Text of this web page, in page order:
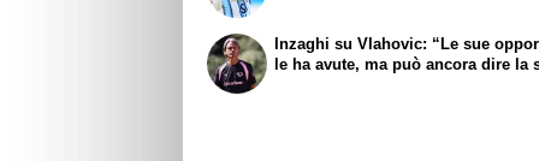
Inzaghi su Vlahovic: “Le sue
le ha avute, ma può ancora dire la